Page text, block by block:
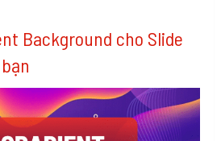
Background cho Slide